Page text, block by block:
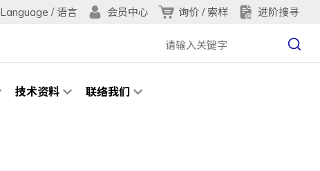
Language / 语言 会员中心 询价 / 索样 进阶搜寻
技术资料 联络我们